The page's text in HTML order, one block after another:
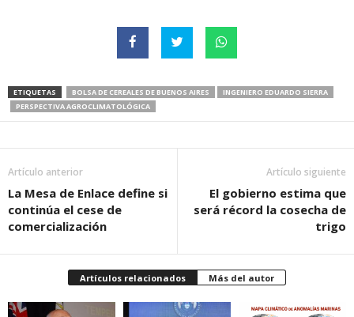
ETIQUETAS BOLSA DE CEREALES DE BUENOS AIRES
INGENIERO EDUARDO SIERRA
PERSPECTIVA AGROCLIMATOLÓGICA
Artículo anterior
La Mesa de Enlace define si
continúa el cese de
comercialización
Artículo siguiente
El gobierno estima que
será récord la cosecha de
trigo
Artículos relacionados Más del autor